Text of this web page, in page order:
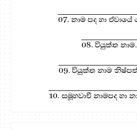
07. නාම පද හා
08. වියුක්ත නාම.
09. වියුක්ත නාම
10. සමූහවාචී නාමපද හා